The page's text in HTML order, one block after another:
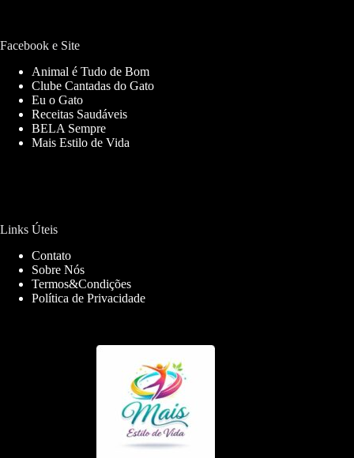
Facebook e Site
Animal é Tudo de Bom
Clube Cantadas do Gato
Eu o Gato
Receitas Saudáveis
BELA Sempre
Mais Estilo de Vida
Links Úteis
Contato
Sobre Nós
Termos&Condições
Política de Privacidade